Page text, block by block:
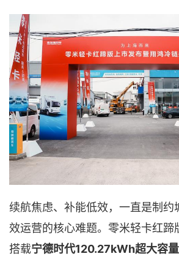
续航焦虑、补能低效，一直是制约
效运营的核心难题。零米轻卡红蹄
搭载宁德时代120.27kWh超大容